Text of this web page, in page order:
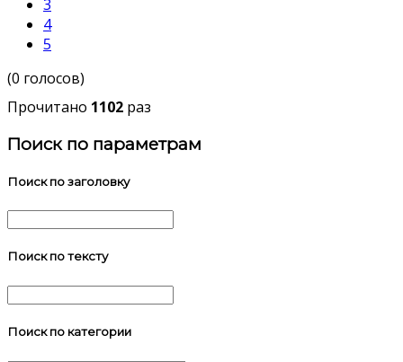
3
4
5
(0 голосов)
Прочитано 1102 раз
Поиск по параметрам
Поиск по заголовку
Поиск по тексту
Поиск по категории